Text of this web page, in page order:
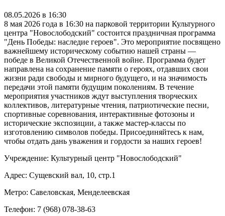
08.05.2026 в 16:30
8 мая 2026 года в 16:30 на парковой территории Культурного
центра "Новослободский" состоится праздничная программа
"День Победы: наследие героев". Это мероприятие посвящено
важнейшему историческому событию нашей страны —
победе в Великой Отечественной войне. Программа будет
направлена на сохранение памяти о героях, отдавших свои
жизни ради свободы и мирного будущего, и на значимость
передачи этой памяти будущим поколениям. В течение
мероприятия участников ждут выступления творческих
коллективов, литературные чтения, патриотические песни,
спортивные соревнования, интерактивные фотозоны и
исторические экспозиции, а также мастер-классы по
изготовлению символов победы. Присоединяйтесь к нам,
чтобы отдать дань уважения и гордости за наших героев!
Учреждение: Культурный центр "Новослободский"
Адрес: Сущевский вал, 10, стр.1
Метро: Савеловская, Менделеевская
Телефон: 7 (968) 078-38-63